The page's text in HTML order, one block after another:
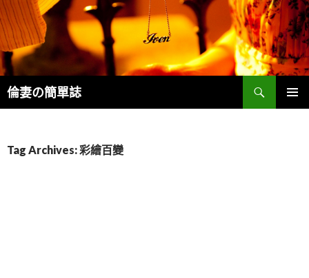
倫妻の簡單誌
Search
Tag Archives: 彩繪百變